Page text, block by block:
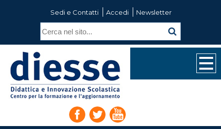
Sedi e Contatti Accedi Newsletter